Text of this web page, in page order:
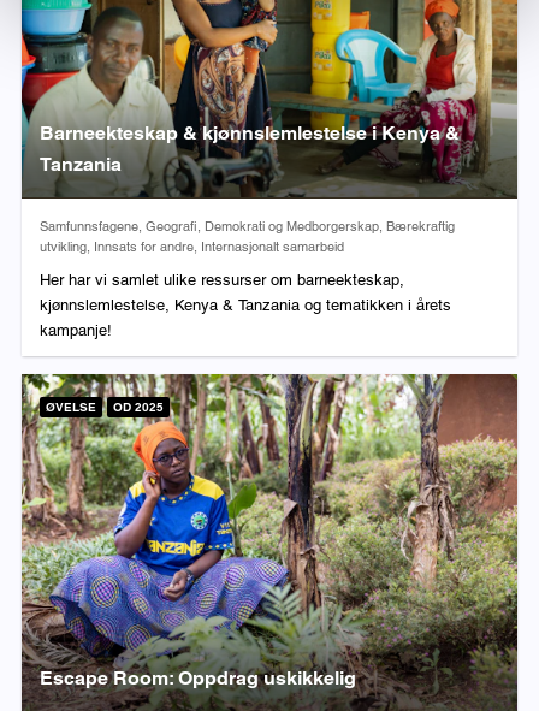
Barneekteskap & kjønnslemlestelse i Kenya &
Tanzania
Fag:
Samfunnsfagene, Geografi, Demokrati og Medborgerskap, Bærekraftig
utvikling, Innsats for andre, Internasjonalt samarbeid
Her har vi samlet ulike ressurser om barneekteskap,
kjønnslemlestelse, Kenya & Tanzania og tematikken i årets
kampanje!
ØVELSE OD 2025
Escape Room: Oppdrag uskikkelig